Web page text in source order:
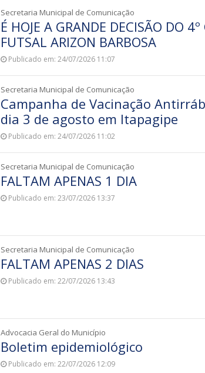
Secretaria Municipal de Comunicação
É HOJE A GRANDE DECISÃO DO
FUTSAL ARIZON BARBOSA
Publicado em: 24/07/2026 11:07
Secretaria Municipal de Comunicação
Campanha de Vacinação
dia 3 de agosto em Itapagipe
Publicado em: 24/07/2026 11:02
Secretaria Municipal de Comunicação
FALTAM APENAS 1 DIA
Publicado em: 23/07/2026 13:37
Secretaria Municipal de Comunicação
FALTAM APENAS 2 DIAS
Publicado em: 22/07/2026 13:43
Advocacia Geral do Município
Boletim epidemiológico
Publicado em: 22/07/2026 12:09